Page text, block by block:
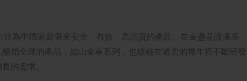
為中國家庭帶來安全、有效、高品質的產品。在金盞花護膚系
銷全球的產品，如山金車系列，也積極在過去的幾年裡不斷研發
的需求。